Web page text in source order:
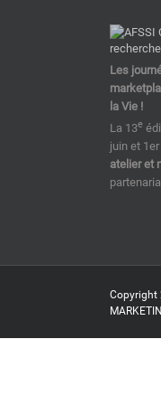
Les
la Vie !
La 13e
juin et
atelier et
Copyright